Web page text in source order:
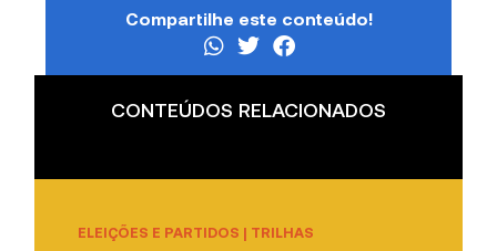
Compartilhe este conteúdo!
CONTEÚDOS RELACIONADOS
ELEIÇÕES E PARTIDOS | TRILHAS